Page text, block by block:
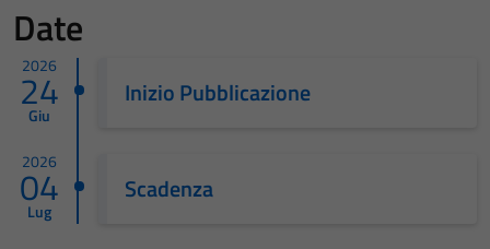
Date
2026
24
Giu
Inizio Pubblicazione
2026
04
Lug
Scadenza